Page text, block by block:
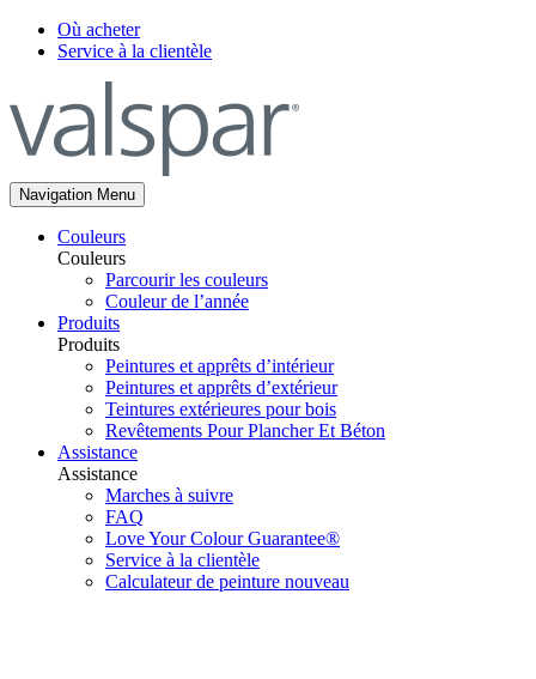
Où acheter
Service à la clientèle
Navigation Menu
Couleurs
Couleurs
Parcourir les couleurs
Couleur de l’année
Produits
Produits
Peintures et apprêts d’intérieur
Peintures et apprêts d’extérieur
Teintures extérieures pour bois
Revêtements Pour Plancher Et Béton
Assistance
Assistance
Marches à suivre
FAQ
Love Your Colour Guarantee®
Service à la clientèle
Calculateur de peinture nouveau